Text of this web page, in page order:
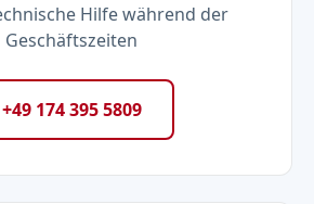
Hilfe während der
Geschäftszeiten
+49 174 395 5809